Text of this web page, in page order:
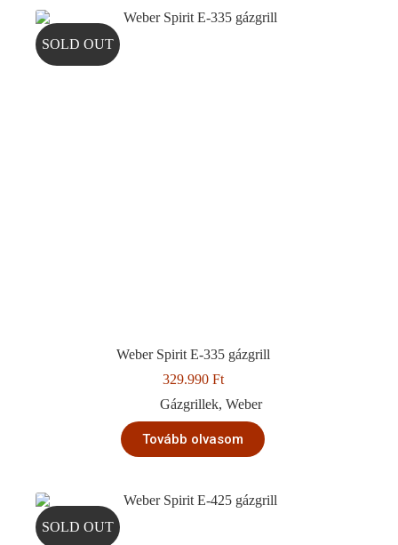
SOLD OUT
Weber Spirit E-335 gázgrill
329.990 Ft
Gázgrillek, Weber
Tovább olvasom
SOLD OUT